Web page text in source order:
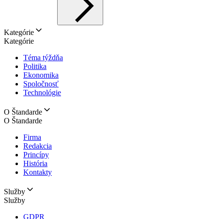
Kategórie
Kategórie
Téma týždňa
Politika
Ekonomika
Spoločnosť
Technológie
O Štandarde
O Štandarde
Firma
Redakcia
Princípy
História
Kontakty
Služby
Služby
GDPR